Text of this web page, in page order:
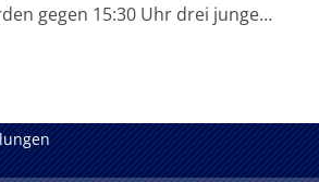
gegen 15:30 Uhr drei junge…